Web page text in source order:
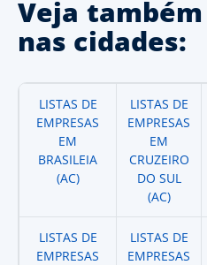
Veja
nas cidades:
LISTAS DE
EMPRESAS
EM
BRASILEIA
(AC)
LISTAS DE
EMPRESAS
EM
CRUZEIRO
DO SUL
(AC)
LISTAS DE
EMPRESAS
LISTAS DE
EMPRESAS